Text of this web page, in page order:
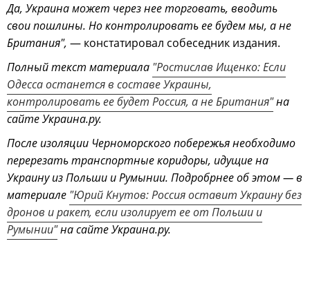
Да, Украина может через нее торговать, вводить
свои пошлины. Но контролировать ее будем мы, а не
Британия", — констатировал собеседник издания.
Полный текст материала "Ростислав Ищенко: Если
Одесса останется в составе Украины,
контролировать ее будет Россия, а не Британия"на
сайте Украина.ру.
После изоляции Черноморского побережья необходимо
перерезать транспортные коридоры, идущие на
Украину из Польши и Румынии. Подробрнее об этом — в
материале "Юрий Кнутов: Россия оставит Украину без
дронов и ракет, если изолирует ее от Польши и
Румынии"на сайте Украина.ру.